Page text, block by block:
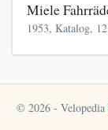
Miele
1953, Katalog,
© 2026 - Velopedia